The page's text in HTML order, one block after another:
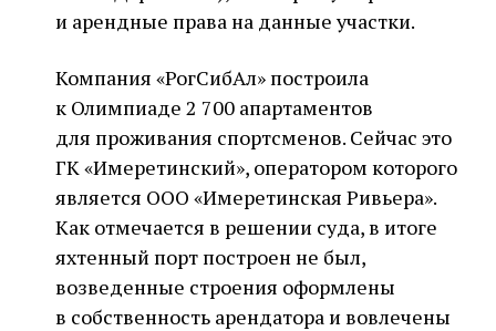
и арендные права на данные участки.
Компания «РогСибАл» построила
к Олимпиаде 2 700 апартаментов
для проживания спортсменов. Сейчас это
ГК «Имеретинский», оператором которого
является ООО «Имеретинская Ривьера».
Как отмечается в решении суда, в итоге
яхтенный порт построен не был,
возведенные строения оформлены
в собственность арендатора и вовлечены